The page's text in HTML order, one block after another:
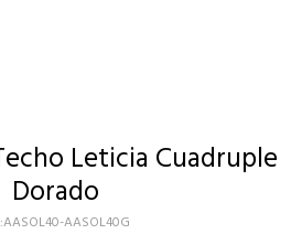
Leticia Cuadruple
Dorado
AASOL40-AASOL40G